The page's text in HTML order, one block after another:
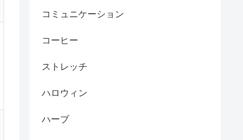
コミュニケーション
コーヒー
ストレッチ
ハロウィン
ハーブ